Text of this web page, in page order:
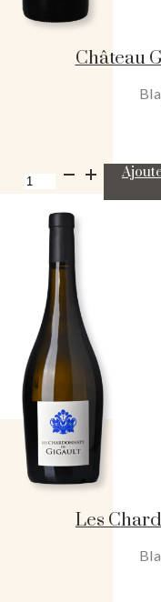
Château
quantité
de
Gigault
Cuvée
Viva
2017
Les